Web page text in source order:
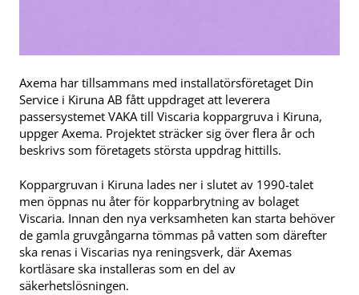
Axema har tillsammans med installatörsföretaget Din
Service i Kiruna AB fått uppdraget att leverera
passersystemet VAKA till Viscaria koppargruva i Kiruna,
uppger Axema. Projektet sträcker sig över flera år och
beskrivs som företagets största uppdrag hittills.
Koppargruvan i Kiruna lades ner i slutet av 1990-talet
men öppnas nu åter för kopparbrytning av bolaget
Viscaria. Innan den nya verksamheten kan starta behöver
de gamla gruvgångarna tömmas på vatten som därefter
ska renas i Viscarias nya reningsverk, där Axemas
kortläsare ska installeras som en del av
säkerhetslösningen.